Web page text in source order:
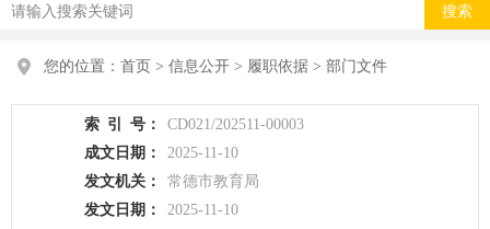
您的位置： 首页 > 信息公开 > 履职依据 > 部门文件
索 引 号：
CD021/202511-00003
成文日期：
2025-11-10
发文机关：
常德市教育局
发文日期：
2025-11-10